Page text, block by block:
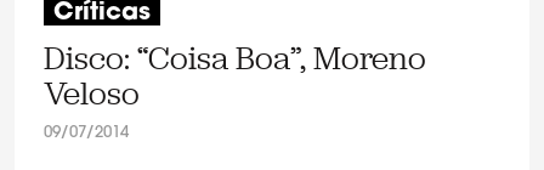
Críticas
Disco: “Coisa Boa”, Moreno
Veloso
09/07/2014